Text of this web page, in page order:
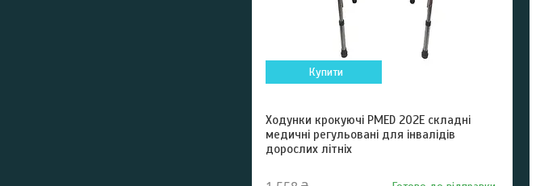
Купити
Ходунки крокуючі PMED 202E складні
медичні регульовані для інвалідів
дорослих літніх